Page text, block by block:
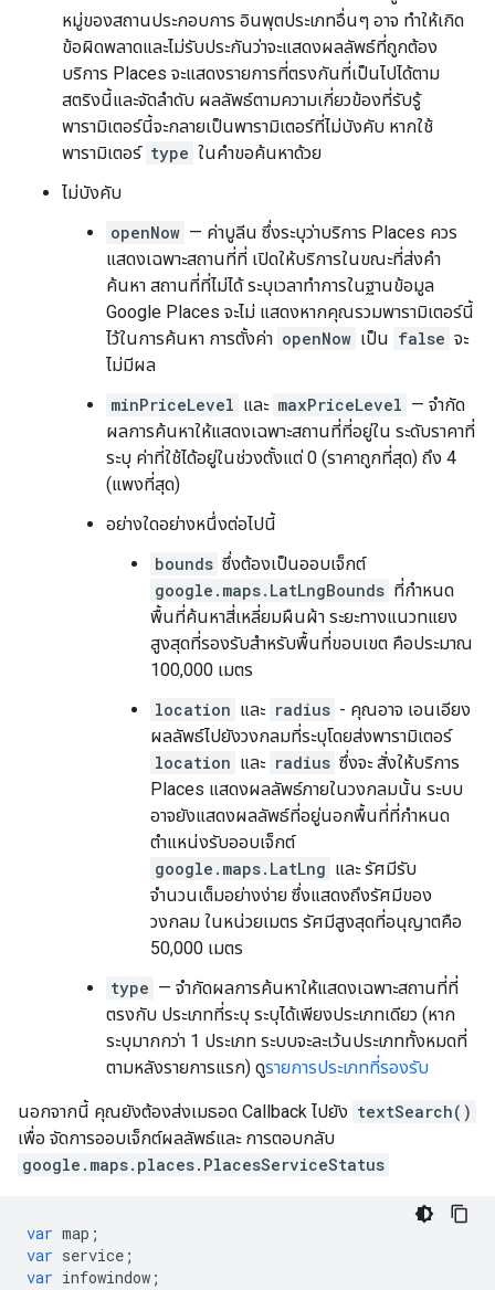
หมู่ของสถานประกอบการ อินพุตประเภทอื่นๆ อาจ ทำให้เกิด
ข้อผิดพลาดและไม่รับประกันว่าจะแสดงผลลัพธ์ที่ถูกต้อง
บริการ Places จะแสดงรายการที่ตรงกันที่เป็นไปได้ตาม
สตริงนี้และจัดลำดับ ผลลัพธ์ตามความเกี่ยวข้องที่รับรู้
พารามิเตอร์นี้จะกลายเป็นพารามิเตอร์ที่ไม่บังคับ หากใช้
พารามิเตอร์ type ในคำขอค้นหาด้วย
ไม่บังคับ
openNow — ค่าบูลีน ซึ่งระบุว่าบริการ Places ควร
แสดงเฉพาะสถานที่ที่ เปิดให้บริการในขณะที่ส่งคำ
ค้นหา สถานที่ที่ไม่ได้ ระบุเวลาทำการในฐานข้อมูล
Google Places จะไม่ แสดงหากคุณรวมพารามิเตอร์นี้
ไว้ในการค้นหา การตั้งค่า openNow เป็น false จะ
ไม่มีผล
minPriceLevel และ maxPriceLevel — จำกัด
ผลการค้นหาให้แสดงเฉพาะสถานที่ที่อยู่ใน ระดับราคาที่
ระบุ ค่าที่ใช้ได้อยู่ในช่วงตั้งแต่ 0 (ราคาถูกที่สุด) ถึง 4
(แพงที่สุด)
อย่างใดอย่างหนึ่งต่อไปนี้
bounds ซึ่งต้องเป็นออบเจ็กต์
google.maps.LatLngBounds ที่กำหนด
พื้นที่ค้นหาสี่เหลี่ยมผืนผ้า ระยะทางแนวทแยง
สูงสุดที่รองรับสำหรับพื้นที่ขอบเขต คือประมาณ
100,000 เมตร
location และ radius - คุณอาจ เอนเอียง
ผลลัพธ์ไปยังวงกลมที่ระบุโดยส่งพารามิเตอร์
location และ radius ซึ่งจะ สั่งให้บริการ
Places แสดงผลลัพธ์ภายในวงกลมนั้น ระบบ
อาจยังแสดงผลลัพธ์ที่อยู่นอกพื้นที่ที่กำหนด
ตำแหน่งรับออบเจ็กต์
google.maps.LatLng และ รัศมีรับ
จำนวนเต็มอย่างง่าย ซึ่งแสดงถึงรัศมีของ
วงกลม ในหน่วยเมตร รัศมีสูงสุดที่อนุญาตคือ
50,000 เมตร
type — จำกัดผลการค้นหาให้แสดงเฉพาะสถานที่ที่
ตรงกับ ประเภทที่ระบุ ระบุได้เพียงประเภทเดียว (หาก
ระบุมากกว่า 1 ประเภท ระบบจะละเว้นประเภททั้งหมดที่
ตามหลังรายการแรก) ดูรายการประเภทที่รองรับ
นอกจากนี้ คุณยังต้องส่งเมธอด Callback ไปยัง textSearch()
เพื่อ จัดการออบเจ็กต์ผลลัพธ์และ การตอบกลับ
google.maps.places.PlacesServiceStatus
var map ;
var service ;
var infowindow ;